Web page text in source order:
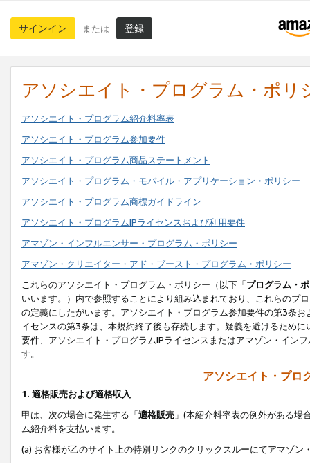
サインイン または 登録
アソシエイト・プログラム・ポリ
アソシエイト・プログラム紹介料率表
アソシエイト・プログラム参加要件
アソシエイト・プログラム商品ステートメント
アソシエイト・プログラム・モバイル・アプリケーション・ポリシー
アソシエイト・プログラム商標ガイドライン
アソシエイト・プログラムIPライセンスおよび利用要件
アマゾン・インフルエンサー・プログラム・ポリシー
アマゾン・クリエイター・アド・ブースト・プログラム・ポリシー
これらのアソシエイト・プログラム・ポリシー（以下「プログラム・
いいます。）内で参照することにより組み込まれており、これらのプ
の定義にしたがいます。アソシエイト・プログラム参加要件の第3条
イセンスの第3条は、本規約終了後も存続します。疑義を避けるため
要件、アソシエイト・プログラムIPライセンスまたはアマゾン・イン
す。
アソシエイト・プロ
1. 適格販売および適格収入
甲は、次の場合に発生する「適格販売 」(本紹介料率表の例外がある
ム紹介料を支払います。
(a) お客様が乙のサイト上の特別リンクのクリックスルーにてアマゾン